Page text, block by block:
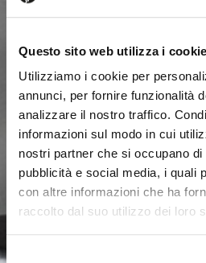
Questo sito web utilizza i cookie
Utilizziamo i cookie per
annunci, per fornire funzionalità
analizzare il nostro traffico.
informazioni sul modo in cui
nostri partner che si occupano
pubblicità e social media, i quali
con altre informazioni che ha
raccolto dal suo utilizzo dei loro
Selezione
Seems like you’re